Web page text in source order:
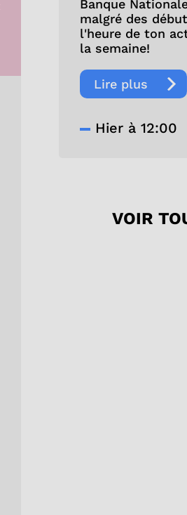
Banque
malgré des
l'heure de ton
la semaine!
Lire plus
Hier à 12:00
VOIR